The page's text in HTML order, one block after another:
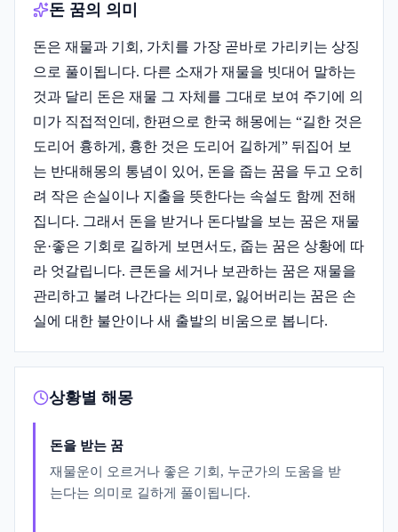
돈 꿈의 의미
돈은 재물과 기회, 가치를 가장 곧바로 가리키는 상징
으로 풀이됩니다. 다른 소재가 재물을 빗대어 말하는
것과 달리 돈은 재물 그 자체를 그대로 보여 주기에 의
미가 직접적인데, 한편으로 한국 해몽에는 “길한 것은
도리어 흉하게, 흉한 것은 도리어 길하게” 뒤집어 보
는 반대해몽의 통념이 있어, 돈을 줍는 꿈을 두고 오히
려 작은 손실이나 지출을 뜻한다는 속설도 함께 전해
집니다. 그래서 돈을 받거나 돈다발을 보는 꿈은 재물
운·좋은 기회로 길하게 보면서도, 줍는 꿈은 상황에 따
라 엇갈립니다. 큰돈을 세거나 보관하는 꿈은 재물을
관리하고 불려 나간다는 의미로, 잃어버리는 꿈은 손
실에 대한 불안이나 새 출발의 비움으로 봅니다.
상황별 해몽
돈을 받는 꿈
재물운이 오르거나 좋은 기회, 누군가의 도움을 받
는다는 의미로 길하게 풀이됩니다.